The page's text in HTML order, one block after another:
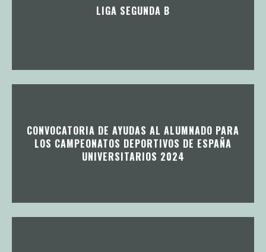
LIGA SEGUNDA B
CONVOCATORIA DE AYUDAS AL ALUMNADO PARA
LOS CAMPEONATOS DEPORTIVOS DE ESPAÑA
UNIVERSITARIOS 2024